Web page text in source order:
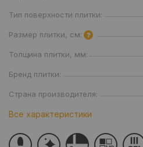
Тип поверхности плитки:
Размер плитки, см:
Толщина плитки, мм:
Бренд плитки:
Страна производителя:
Все характеристики